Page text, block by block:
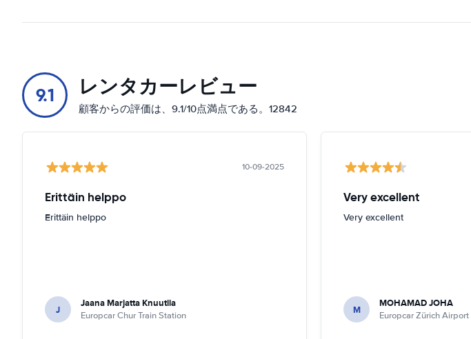
9.1 レンタカーレビュー
顧客からの評価は、9.1/10点満点である。12842
10-09-2025
Erittäin helppo
Erittäin helppo
J Jaana Marjatta Knuutila
Europcar Chur Train Station
Very excellent
Very excellent
M MOHAMAD JOHA
Europcar Zürich Airport